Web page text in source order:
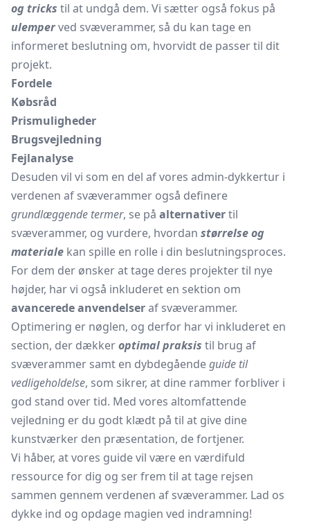
og tricks til at undgå dem. Vi sætter også fokus på
ulemperved svæverammer, så du kan tage en
informeret beslutning om, hvorvidt de passer til dit
projekt.
Fordele
Købsråd
Prismuligheder
Brugsvejledning
Fejlanalyse
Desuden vil vi som en del af vores admin-dykkertur i
verdenen af svæverammer også definere
grundlæggende termer, se på alternativertil
svæverammer, og vurdere, hvordan størrelse og
materiale kan spille en rolle i din beslutningsproces.
For dem der ønsker at tage deres projekter til nye
højder, har vi også inkluderet en sektion om
avancerede anvendelseraf svæverammer.
Optimering er nøglen, og derfor har vi inkluderet en
section, der dækkeroptimal praksis til brug af
svæverammer samt en dybdegåendeguide til
vedligeholdelse, som sikrer, at dine rammer forbliver i
god stand over tid. Med vores altomfattende
vejledning er du godt klædt på til at give dine
kunstværker den præsentation, de fortjener.
Vi håber, at vores guide vil være en værdifuld
ressource for dig og ser frem til at tage rejsen
sammen gennem verdenen af svæverammer. Lad os
dykke ind og opdage magien ved indramning!